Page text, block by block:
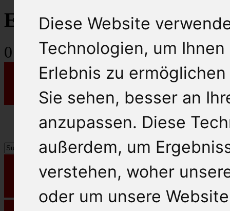
Diese Website
Technologien, um
Erlebnis zu
Sie sehen, besser an
anzupassen. Diese
außerdem, um
verstehen, woher
oder um unsere
Einkaufs Wagen
0 Artikel